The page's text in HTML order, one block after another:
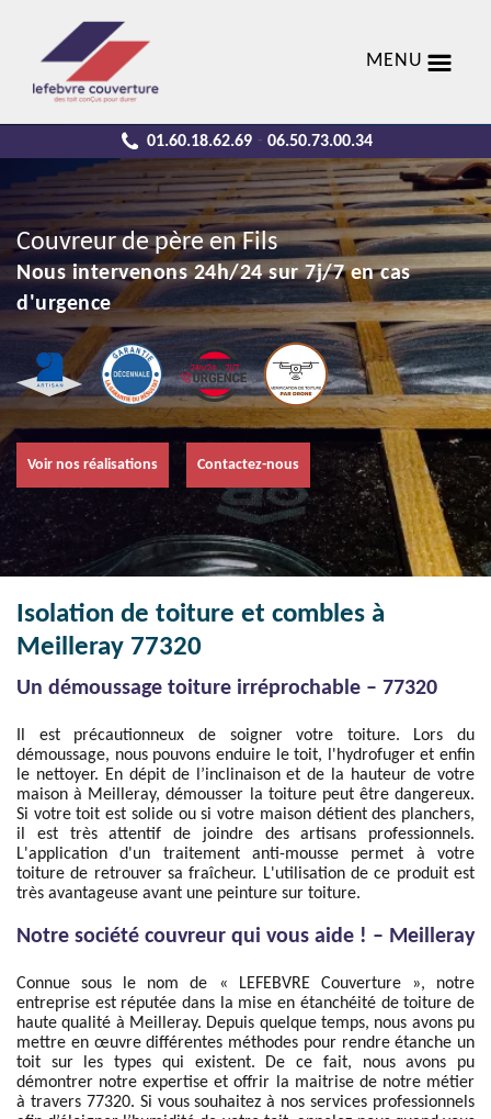
MENU
01.60.18.62.69 - 06.50.73.00.34
Couvreur de père en Fils
Nous intervenons 24h/24 sur 7j/7 en cas
d'urgence
Voir nos réalisations Contactez-nous
Isolation de toiture et combles à
Meilleray 77320
Un démoussage toiture irréprochable – 77320
Il est précautionneux de soigner votre toiture. Lors du
démoussage, nous pouvons enduire le toit, l'hydrofuger et enfin
le nettoyer. En dépit de l’inclinaison et de la hauteur de votre
maison à Meilleray, démousser la toiture peut être dangereux.
Si votre toit est solide ou si votre maison détient des planchers,
il est très attentif de joindre des artisans professionnels.
L'application d'un traitement anti-mousse permet à votre
toiture de retrouver sa fraîcheur. L'utilisation de ce produit est
très avantageuse avant une peinture sur toiture.
Notre société couvreur qui vous aide ! – Meilleray
Connue sous le nom de « LEFEBVRE Couverture », notre
entreprise est réputée dans la mise en étanchéité de toiture de
haute qualité à Meilleray. Depuis quelque temps, nous avons pu
mettre en œuvre différentes méthodes pour rendre étanche un
toit sur les types qui existent. De ce fait, nous avons pu
démontrer notre expertise et offrir la maitrise de notre métier
à travers 77320. Si vous souhaitez à nos services professionnels